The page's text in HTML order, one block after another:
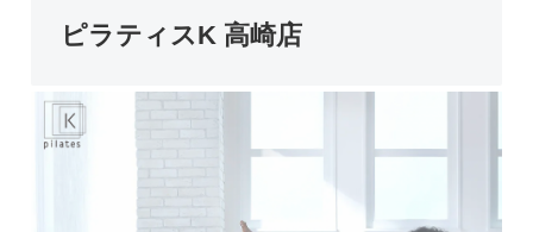
ピラティスK 高崎店